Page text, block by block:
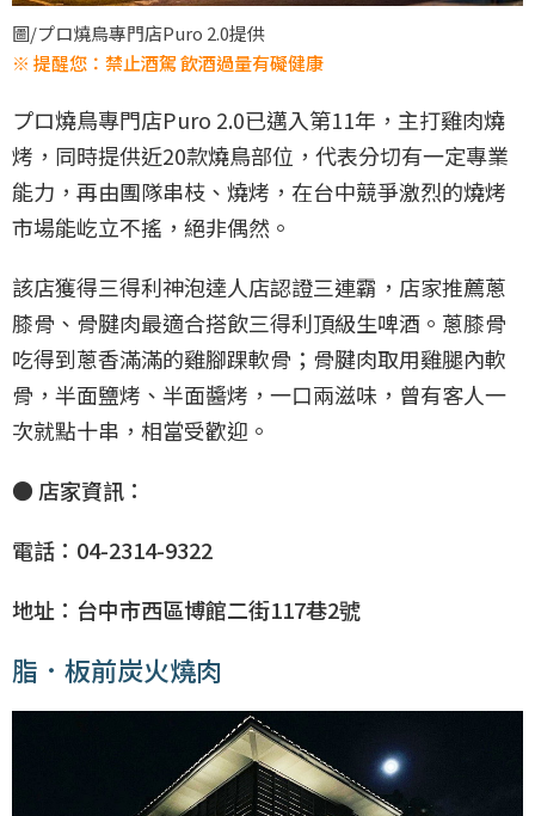
圖/プロ燒鳥專門店Puro 2.0提供
※ 提醒您：禁止酒駕 飲酒過量有礙健康
プロ燒鳥專門店Puro 2.0已邁入第11年，主打雞肉燒
烤，同時提供近20款燒鳥部位，代表分切有一定專業
能力，再由團隊串枝、燒烤，在台中競爭激烈的燒烤
市場能屹立不搖，絕非偶然。
該店獲得三得利神泡達人店認證三連霸，店家推薦蔥
膝骨、骨腱肉最適合搭飲三得利頂級生啤酒。蔥膝骨
吃得到蔥香滿滿的雞腳踝軟骨；骨腱肉取用雞腿內軟
骨，半面鹽烤、半面醬烤，一口兩滋味，曾有客人一
次就點十串，相當受歡迎。
● 店家資訊：
電話：04-2314-9322
地址：台中市西區博館二街117巷2號
脂．板前炭火燒肉